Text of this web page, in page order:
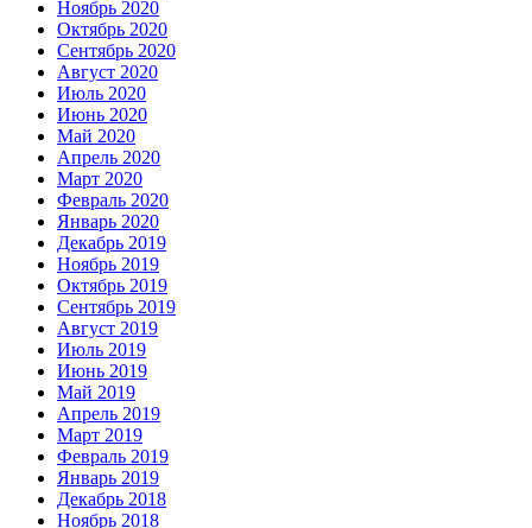
Ноябрь 2020
Октябрь 2020
Сентябрь 2020
Август 2020
Июль 2020
Июнь 2020
Май 2020
Апрель 2020
Март 2020
Февраль 2020
Январь 2020
Декабрь 2019
Ноябрь 2019
Октябрь 2019
Сентябрь 2019
Август 2019
Июль 2019
Июнь 2019
Май 2019
Апрель 2019
Март 2019
Февраль 2019
Январь 2019
Декабрь 2018
Ноябрь 2018